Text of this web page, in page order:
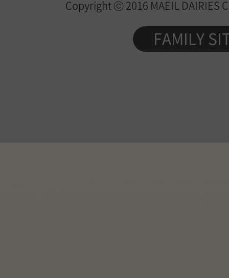
Copyright ⓒ 2016 MAEIL DAIRIES
FAMILY